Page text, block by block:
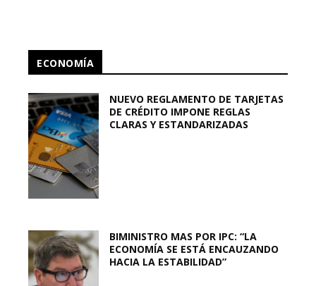
ECONOMÍA
NUEVO REGLAMENTO DE TARJETAS
DE CRÉDITO IMPONE REGLAS
CLARAS Y ESTANDARIZADAS
BIMINISTRO MAS POR IPC: “LA
ECONOMÍA SE ESTÁ ENCAUZANDO
HACIA LA ESTABILIDAD”